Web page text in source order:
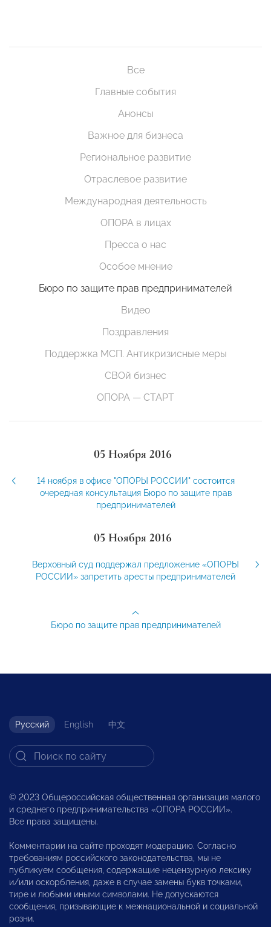
Все
Главные события
Анонсы
Важное для бизнеса
Региональное развитие
Отраслевое развитие
Международная деятельность
ОПОРА в лицах
Пресса о нас
Особое мнение
Бюро по защите прав предпринимателей
Видео
Поздравления
Поддержка МСП. Антикризисные меры
СВОй бизнес
ОПОРА — СТАРТ
05 Ноября 2016
14 ноября в офисе "ОПОРЫ РОССИИ" состоится
очередная консультация Бюро по защите прав
предпринимателей
05 Ноября 2016
Верховный суд поддержал предложение «ОПОРЫ
РОССИИ» запретить аресты предпринимателей
Бюро по защите прав предпринимателей
Русский English 中文
© 2023 Общероссийская общественная организация малого
и среднего предпринимательства «ОПОРА РОССИИ».
Все права защищены.
Комментарии на сайте проходят модерацию. Согласно
требованиям российского законодательства, мы не
публикуем сообщения, содержащие нецензурную лексику
и/или оскорбления, даже в случае замены букв точками,
тире и любыми иными символами. Не допускаются
сообщения, призывающие к межнациональной и социальной
розни.